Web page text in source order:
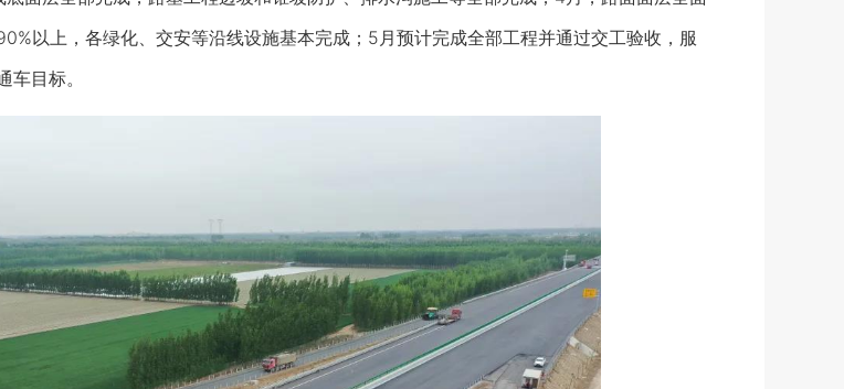
以上，各绿化、交安等沿线设施基本完成；5月预计完成全部工程并通过交工验收，服
目标。